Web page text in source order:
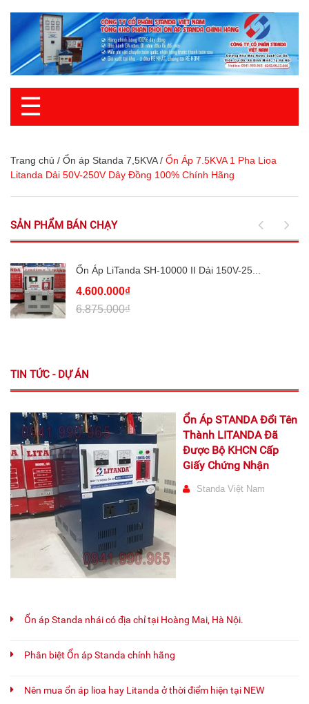
☰
Trang chủ / Ổn áp Standa 7,5KVA / Ổn Áp 7.5KVA 1 Pha Lioa
Litanda Dải 50V-250V Dây Đồng 100% Chính Hãng
SẢN PHẨM BÁN CHẠY
Ổn Áp LiTanda SH-10000 II Dải 150V-25...
4.600.000₫
6.875.000₫
TIN TỨC - DỰ ÁN
Ổn Áp STANDA Đổi Tên
Thành LITANDA Đã
Được Bộ KHCN Cấp
Giấy Chứng Nhận
Standa Việt Nam
Ổn áp Standa nhái có địa chỉ tại Hoàng Mai, Hà Nội.
Phân biệt Ổn áp Standa chính hãng
Nên mua ổn áp lioa hay Litanda ở thời điểm hiện tại NEW